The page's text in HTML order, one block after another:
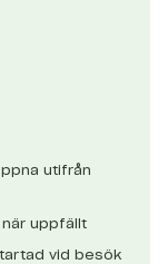
utifrån
uppfällt
vid besök